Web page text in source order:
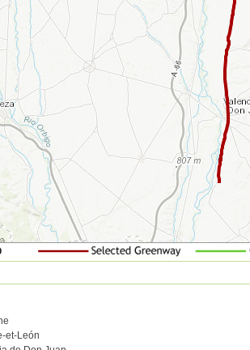
et-León